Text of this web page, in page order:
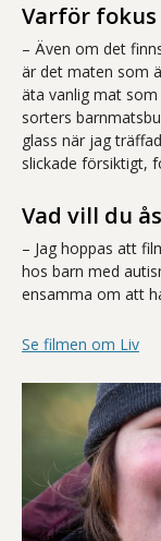
Varför
– Även om det
är det maten som
äta vanlig mat
sorters
glass när jag
slickade försiktigt,
Vad vill du
– Jag hoppas att
hos barn med
ensamma om att
Se filmen om Liv